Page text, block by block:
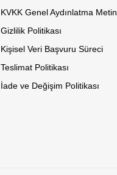
KVKK Genel Aydınlatma
Gizlilik Politikası
Kişisel Veri Başvuru Süreci
Teslimat Politikası
İade ve Değişim Politikası